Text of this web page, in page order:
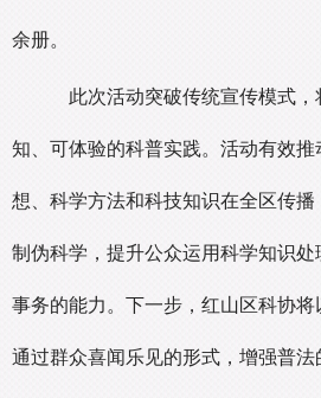
余册。
此次活动突破传统宣传模式
知、可体验的科普实践。活动有效
想、科学方法和科技知识在全区传
制伪科学，提升公众运用科学知识
事务的能力。下一步，红山区科协将
通过群众喜闻乐见的形式，增强普